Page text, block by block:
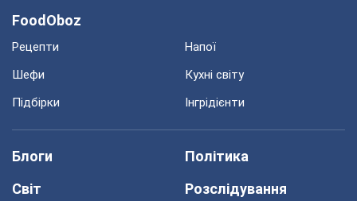
FoodOboz
Рецепти
Напої
Шефи
Кухні світу
Підбірки
Інгрідієнти
Блоги
Політика
Світ
Розслідування